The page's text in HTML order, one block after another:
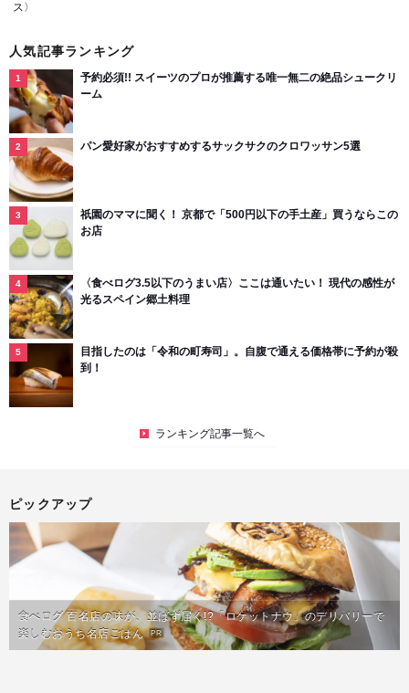
ス〉
人気記事ランキング
予約必須!! スイーツのプロが推薦する唯一無二の絶品シュークリ
ーム
パン愛好家がおすすめするサックサクのクロワッサン5選
祇園のママに聞く！ 京都で「500円以下の手土産」買うならこの
お店
〈食べログ3.5以下のうまい店〉ここは通いたい！ 現代の感性が
光るスペイン郷土料理
目指したのは「令和の町寿司」。自腹で通える価格帯に予約が殺
到！
ランキング記事一覧へ
ピックアップ
食べログ 百名店の味が、並ばず届く!?「ロケットナウ」のデリバリーで
楽しむおうち名店ごはん PR